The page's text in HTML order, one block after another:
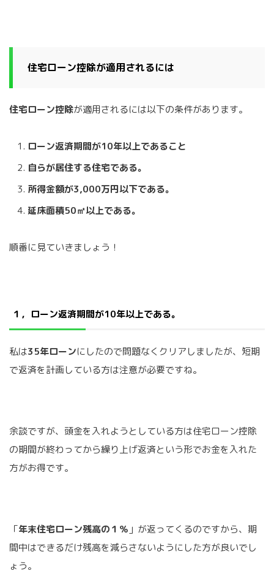
住宅ローン控除が適用されるには
住宅ローン控除が適用されるには以下の条件があります。
ローン返済期間が10年以上であること
自らが居住する住宅である。
所得金額が3,000万円以下である。
延床面積50㎡以上である。
順番に見ていきましょう！
１，ローン返済期間が10年以上である。
私は35年ローンにしたので問題なくクリアしましたが、短期
で返済を計画している方は注意が必要ですね。
余談ですが、頭金を入れようとしている方は住宅ローン控除
の期間が終わってから繰り上げ返済という形でお金を入れた
方がお得です。
「年末住宅ローン残高の１％ 」が返ってくるのですから、期
間中はできるだけ残高を減らさないようにした方が良いでし
ょう。